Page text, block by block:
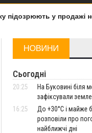
у продажі
НОВИНИ
Сьогодні
20:25
На Буковині біля
зафіксували
16:25
До +30°C і майже
розповіли про
найближчі дні